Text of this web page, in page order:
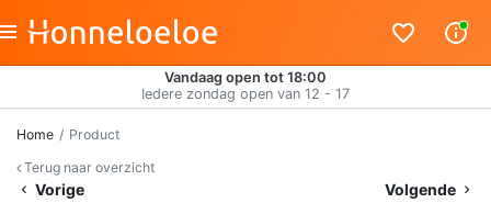
Vandaag open tot 18:00
Iedere zondag open van 12 - 17
Home
Product
Terug naar overzicht
Vorige Volgende